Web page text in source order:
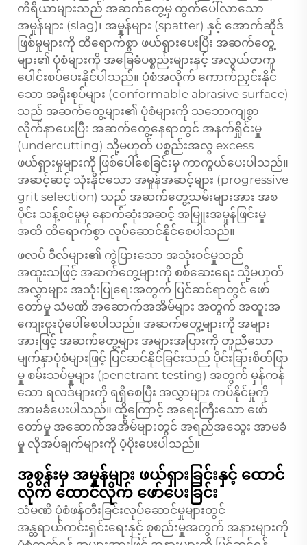
ကိရိယာများသည် အဆက်တွေ့မှ ထွက်ပေါ်လာသော
အမှုန်များ (slag)၊ အမှုန်များ (spatter) နှင့် အောက်ဆိုဒ်
ဖြစ်မှုများကို ထိရောက်စွာ ဖယ်ရှားပေးပြီး အဆက်တွေ့
များ၏ ပုံစံများကို အခြေခံပစ္စည်းများနှင့် အလွယ်တကူ
ပေါင်းစပ်ပေးနိုင်ပါသည်။ ပုံစံအလိုက် ကောက်ညှင်းနိုင်
သော အရိုးစုပ်များ (conformable abrasive surface)
သည် အဆက်တွေ့များ၏ ပုံစံများကို သဘောကျစွာ
လိုက်နာပေးပြီး အဆက်တွေ့နေရာတွင် အနက်ရှိုင်းမှု
(undercutting) သို့မဟုတ် ပစ္စည်းအလွ excess
ဖယ်ရှားမှုများကို ဖြစ်ပေါ်စေခြင်းမှ ကာကွယ်ပေးပါသည်။
အဆင့်ဆင့် သုံးနိုင်သော အမှုန်အဆင့်များ (progressive
grit selection) သည် အဆက်တွေ့သမ်းများအား အစ
ပိုင်း သန့်စင်မှုမှ နောက်ဆုံးအဆင့် အမြူးအမှုန်ဖြင်းမှု
အထိ ထိရောက်စွာ လုပ်ဆောင်နိုင်စေပါသည်။
ဖလပ် ဝီလ်များ၏ ကွဲပြားသော အသုံးဝင်မှုသည်
အထူးသဖြင့် အဆက်တွေ့များကို စစ်ဆေးရေး သို့မဟုတ်
အလွှာများ အသုံးပြုရေးအတွက် ပြင်ဆင်ရာတွင် ဖော်
တော်မှု သံမဏိ အဆောက်အအိမ်များ အတွက် အထူးအ
ကျေးဇူးပုံပေါ်စေပါသည်။ အဆက်တွေ့များကို အများ
အားဖြင့် အဆက်တွေ့များ အများအပြားကို တူညီသော
မျက်နှာပုံစံများဖြင့် ပြင်ဆင်နိုင်ခြင်းသည် ပိုင်းခြားစိတ်ဖြာ
မှု စမ်းသပ်မှုများ (penetrant testing) အတွက် မှန်ကန်
သော ရလဒ်များကို ရရှိစေပြီး အလွှာများ ကပ်နိုင်မှုကို
အာမခံပေးပါသည်။ ထို့ကြောင့် အရေးကြီးသော ဖော်
တော်မှု အဆောက်အအိမ်များတွင် အရည်အသွေး အာမခံ
မှု လိုအပ်ချက်များကို ပံ့ပိုးပေးပါသည်။
အစွန်းမှ အမှုန်များ ဖယ်ရှားခြင်းနှင့် ထောင်
လိုက် ထောင်လိုက် ဖော်ပေးခြင်း
သံမဏိ ပုံစံဖန်တီးခြင်းလုပ်ဆောင်မှုများတွင်
အန္တရာယ်ကင်းရှင်းရေးနှင့် စုစည်းမှုအတွက် အနားများကို